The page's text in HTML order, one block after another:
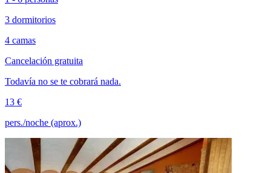
3 dormitorios
4 camas
Cancelación gratuita
Todavía no se te cobrará nada.
13 €
pers./noche (aprox.)